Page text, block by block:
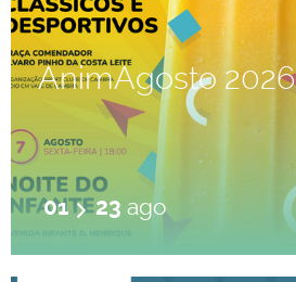
AnimAgosto 2026
01 23 ago